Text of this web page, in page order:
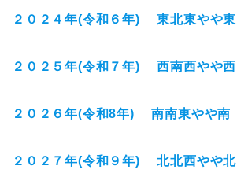
２０２４年(令和６年) 東北東やや東
２０２５年(令和７年) 西南西やや西
２０２６年(令和8年) 南南東やや南
２０２７年(令和９年) 北北西やや北